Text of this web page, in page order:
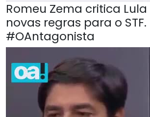
Romeu Zema critica
novas regras para o STF.
#OAntagonista